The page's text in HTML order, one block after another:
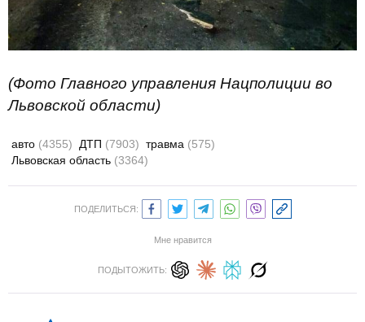
(Фото Главного управления Нацполиции во
Львовской области)
авто (4355) ДТП (7903) травма (575)
Львовская область (3364)
ПОДЕЛИТЬСЯ:
Мне нравится
ПОДЫТОЖИТЬ: